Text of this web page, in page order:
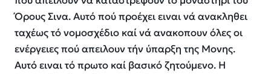
Όρους Σινα. Αυτό πού προέχει ειναι νά ανακληθει
ταχέως τό νομοσχέδιο καί νά ανακοπουν όλες οι
ενέργειες πού απειλουν τήν ύπαρξη της Μονης.
Αυτό ειναι τό πρωτο καί βασικό ζητούμενο. Η